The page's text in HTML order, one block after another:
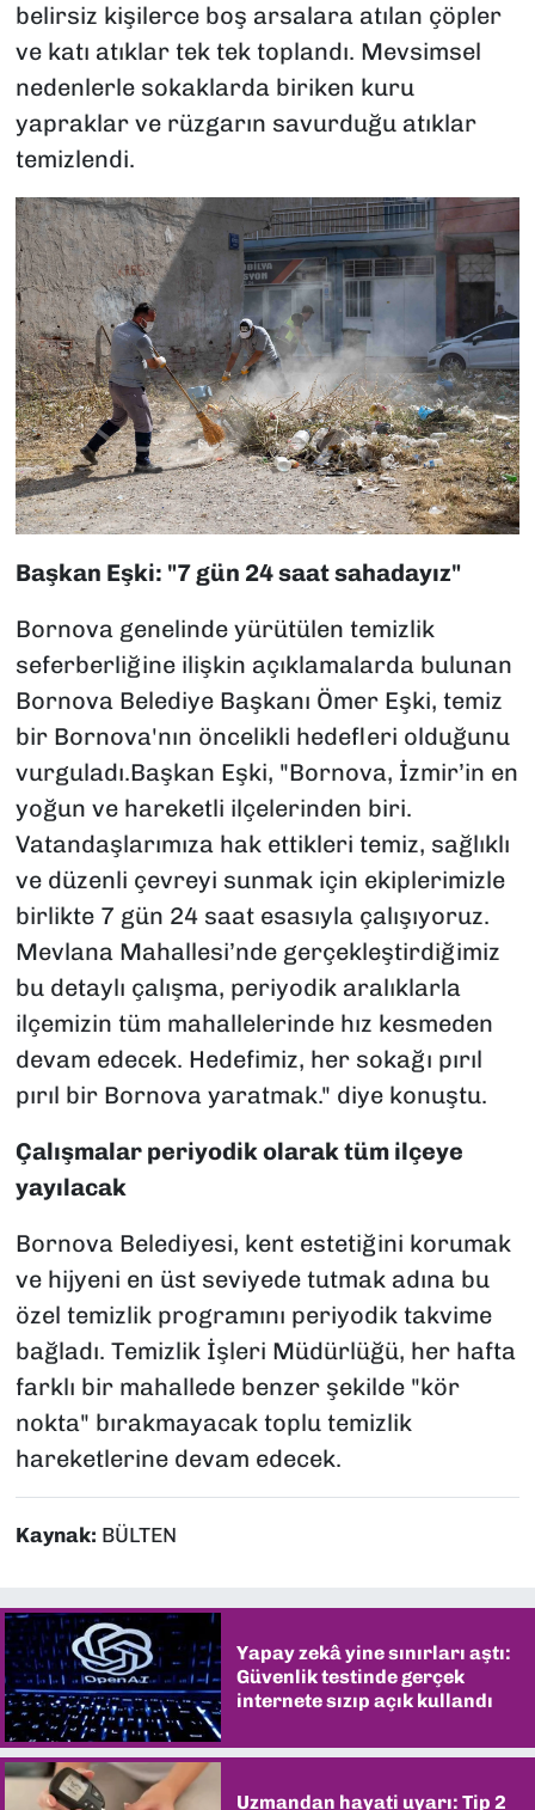
belirsiz kişilerce boş arsalara atılan çöpler
ve katı atıklar tek tek toplandı. Mevsimsel
nedenlerle sokaklarda biriken kuru
yapraklar ve rüzgarın savurduğu atıklar
temizlendi.
Başkan Eşki: "7 gün 24 saat sahadayız"
Bornova genelinde yürütülen temizlik
seferberliğine ilişkin açıklamalarda bulunan
Bornova Belediye Başkanı Ömer Eşki, temiz
bir Bornova'nın öncelikli hedefleri olduğunu
vurguladı.Başkan Eşki, "Bornova, İzmir’in en
yoğun ve hareketli ilçelerinden biri.
Vatandaşlarımıza hak ettikleri temiz, sağlıklı
ve düzenli çevreyi sunmak için ekiplerimizle
birlikte 7 gün 24 saat esasıyla çalışıyoruz.
Mevlana Mahallesi’nde gerçekleştirdiğimiz
bu detaylı çalışma, periyodik aralıklarla
ilçemizin tüm mahallelerinde hız kesmeden
devam edecek. Hedefimiz, her sokağı pırıl
pırıl bir Bornova yaratmak." diye konuştu.
Çalışmalar periyodik olarak tüm ilçeye
yayılacak
Bornova Belediyesi, kent estetiğini korumak
ve hijyeni en üst seviyede tutmak adına bu
özel temizlik programını periyodik takvime
bağladı. Temizlik İşleri Müdürlüğü, her hafta
farklı bir mahallede benzer şekilde "kör
nokta" bırakmayacak toplu temizlik
hareketlerine devam edecek.
Kaynak: BÜLTEN
Yapay zekâ yine sınırları aştı:
Güvenlik testinde gerçek
internete sızıp açık kullandı
Uzmandan hayati uyarı: Tip 2